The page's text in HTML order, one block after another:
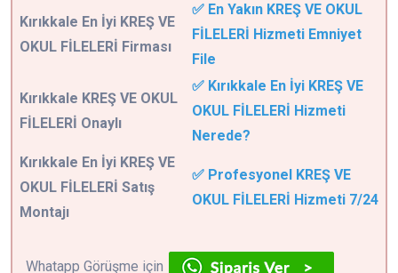
Kırıkkale En İyi KREŞ VE
OKUL FİLELERİ Firması
✅ En Yakın KREŞ VE OKUL
FİLELERİ Hizmeti Emniyet
File
Kırıkkale KREŞ VE OKUL
FİLELERİ Onaylı
✅ Kırıkkale En İyi KREŞ VE
OKUL FİLELERİ Hizmeti
Nerede?
Kırıkkale En İyi KREŞ VE
OKUL FİLELERİ Satış
Montajı
✅ Profesyonel KREŞ VE
OKUL FİLELERİ Hizmeti 7/24
Whatapp Görüşme için